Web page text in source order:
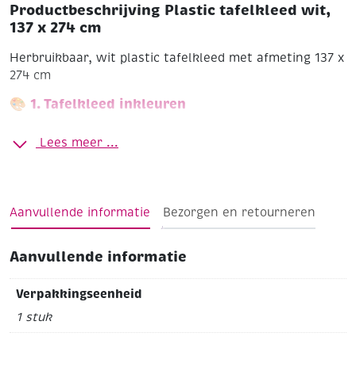
Productbeschrijving Plastic tafelkleed wit,
137 x 274 cm
Herbruikbaar, wit plastic tafelkleed met afmeting 137 x
274 cm
🎨 1. Tafelkleed inkleuren
tekenoppervlak:
maak er een gezamenlijke tekening van tijdens
leuk voor kinderfeestjes, scholen of restaurants
🎉 2. Thema-decoratie
Het tafelkleed kan onderdeel worden van een thema:
Lees meer ...
Aanvullende informatie Bezorgen en retourneren
Aanvullende informatie
Verpakkingseenheid
1 stuk